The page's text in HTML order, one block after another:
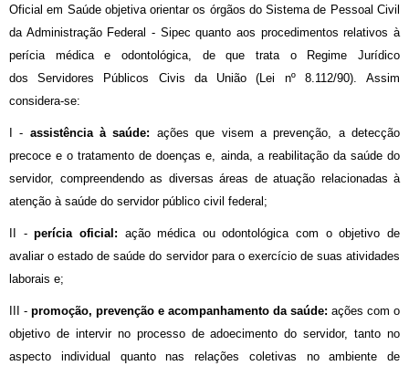
Oficial em Saúde objetiva orientar os órgãos do Sistema de Pessoal Civil
da Administração Federal - Sipec quanto aos procedimentos relativos à
perícia médica e odontológica, de que trata o Regime Jurídico
dos Servidores Públicos Civis da União (Lei nº 8.112/90). Assim
considera-se:
I - assistência à saúde: ações que visem a prevenção, a detecção
precoce e o tratamento de doenças e, ainda, a reabilitação da saúde do
servidor, compreendendo as diversas áreas de atuação relacionadas à
atenção à saúde do servidor público civil federal;
II -perícia oficial: ação médica ou odontológica com o objetivo de
avaliar o estado de saúde do servidor para o exercício de suas atividades
laborais e;
III - promoção, prevenção e acompanhamento da saúde: ações com o
objetivo de intervir no processo de adoecimento do servidor, tanto no
aspecto individual quanto nas relações coletivas no ambiente de